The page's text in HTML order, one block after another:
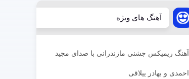
آهنگ های ویژه
آهنگ ریمیکس جشنی مازندرانی با صدای مجید
احمدی و بهادر ییلاقی